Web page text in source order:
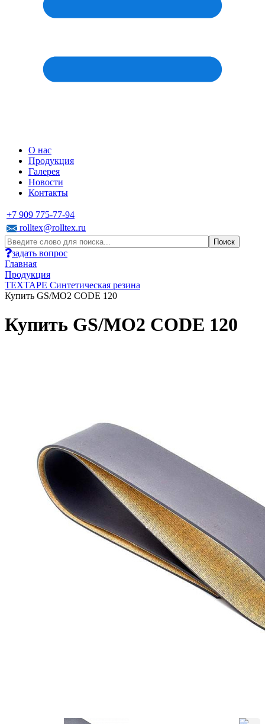
О нас
Продукция
Галерея
Новости
Контакты
+7 909 775-77-94
rolltex@rolltex.ru
задать вопрос
Главная
Продукция
TEXTAPE Синтетическая резина
Купить GS/MO2 CODE 120
Купить GS/MO2 CODE 120